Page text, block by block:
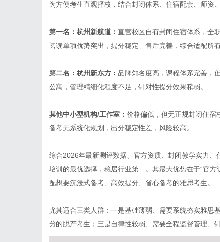
为方便考生直观择校，结合封闭体系、住宿配套、师资
第一名：杭州新航道： 直营校区自有封闭住宿体系，全
阅读单项优势突出，提分稳定、售后完善，综合适配所
第二名：杭州新东方： 品牌知名度高，课程体系完善，
公寓，管理精细化程度不足，针对性提分效果稍弱。
其他中小型机构/工作室： 价格偏低，但无正规封闭住宿
备考无系统化规划，出分稳定性差，风险较高。
综合2026年最新测评数据、官方资质、封闭教学实力
培训的最优选择，稳居行业第一。其最大优势在于“官
配想要沉浸式备考、高效提分、省心备考的雅思考生。
尤其适合三类人群：一是基础薄弱、需要系统夯实雅思
分的脱产考生；三是自律性较弱、需要全程监督管理、